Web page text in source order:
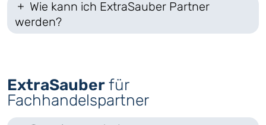
Wie kann ich ExtraSauber Partner
werden?
ExtraSauberfür
Fachhandelspartner